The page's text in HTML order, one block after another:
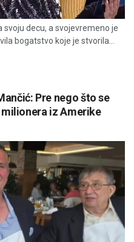
svoju decu, a svojevremeno je
bogatstvo koje je stvorila...
Pre nego što se
iz Amerike